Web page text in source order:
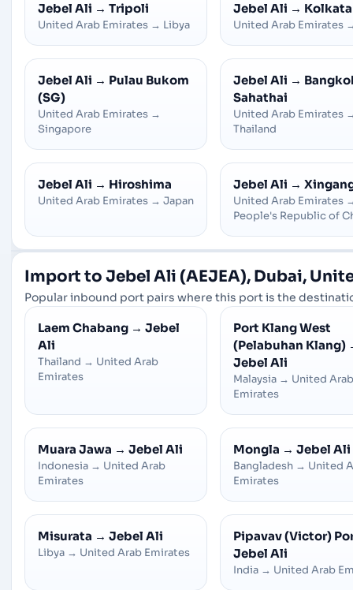
Jebel Ali → Tripoli
United Arab Emirates → Libya
Jebel Ali → Kolkata
United Arab Emirates
Jebel Ali → Pulau Bukom
(SG)
United Arab Emirates →
Singapore
Jebel Ali →
Sahathai
United Arab Emirates
Thailand
Jebel Ali → Hiroshima
United Arab Emirates → Japan
Jebel Ali →
United Arab Emirates
People's Republic of
Import to Jebel Ali (AEJEA), Dubai,
Popular inbound port pairs where this port is the
Laem Chabang → Jebel
Ali
Thailand → United Arab
Emirates
Port Klang West
(Pelabuhan Klang)
Jebel Ali
Malaysia → United Arab
Emirates
Muara Jawa → Jebel Ali
Indonesia → United Arab
Emirates
Mongla → Jebel Ali
Bangladesh → United
Emirates
Misurata → Jebel Ali
Libya → United Arab Emirates
Pipavav (Victor)
Jebel Ali
India → United Arab